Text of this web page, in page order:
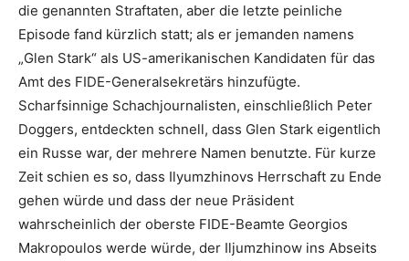
die genannten Straftaten, aber die letzte peinliche
Episode fand kürzlich statt; als er jemanden namens
„Glen Stark“ als US-amerikanischen Kandidaten für das
Amt des FIDE-Generalsekretärs hinzufügte.
Scharfsinnige Schachjournalisten, einschließlich Peter
Doggers, entdeckten schnell, dass Glen Stark eigentlich
ein Russe war, der mehrere Namen benutzte. Für kurze
Zeit schien es so, dass Ilyumzhinovs Herrschaft zu Ende
gehen würde und dass der neue Präsident
wahrscheinlich der oberste FIDE-Beamte Georgios
Makropoulos werde würde, der Iljumzhinow ins Abseits